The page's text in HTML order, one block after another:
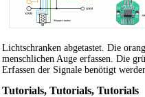
Lichtschranken abgetastet. Die
menschlichen Auge erfassen. Die
Erfassen der Signale benötigt
Tutorials, Tutorials, Tutorials